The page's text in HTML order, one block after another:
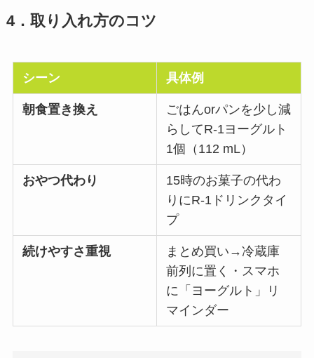
4．取り入れ方のコツ
シーン 具体例
朝食置き換え
ごはんorパンを少し減
らしてR-1ヨーグルト
1個（112 mL）
おやつ代わり
15時のお菓子の代わ
りにR-1ドリンクタイ
プ
続けやすさ重視
まとめ買い→冷蔵庫
前列に置く・スマホ
に「ヨーグルト」リ
マインダー